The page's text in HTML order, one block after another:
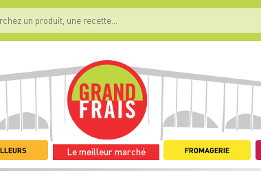
Le meilleur marché FROMAGERIE